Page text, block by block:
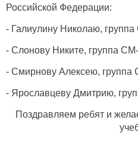
Российской Федерации:
- Галиулину Николаю,
- Слонову Никите, группа
- Смирнову Алексею, группа
- Ярославцеву Дмитрию,
Поздравляем ребят и